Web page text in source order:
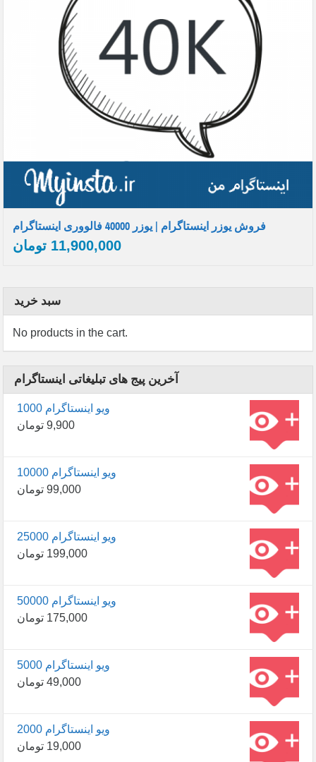
فروش یوزر اینستاگرام | یوزر 40000 فالووری اینستاگرام
11,900,000 تومان
سبد خرید
No products in the cart.
آخرین پیج های تبلیغاتی اینستاگرام
1000 ویو اینستاگرام
9,900 تومان
10000 ویو اینستاگرام
99,000 تومان
25000 ویو اینستاگرام
199,000 تومان
50000 ویو اینستاگرام
175,000 تومان
5000 ویو اینستاگرام
49,000 تومان
2000 ویو اینستاگرام
19,000 تومان